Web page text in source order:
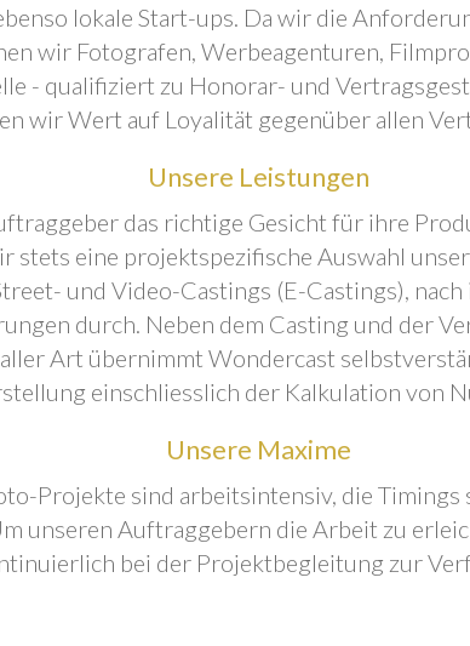
lokale Start-ups. Da wir die
wir Fotografen, Werbeagenturen,
- qualifiziert zu Honorar- und
wir Wert auf Loyalität gegenüber allen
Unsere Leistungen
das richtige Gesicht für ihre
stets eine projektspezifische Auswahl
und Video-Castings (E-Castings),
durch. Neben dem Casting und der
Art übernimmt Wondercast
einschliesslich der Kalkulation von
Unsere Maxime
Projekte sind arbeitsintensiv, die Timings
unseren Auftraggebern die Arbeit zu
bei der Projektbegleitung zur